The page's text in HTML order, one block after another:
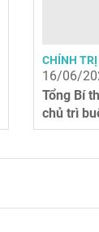
CHÍNH
16/06/
Tổng Bí
chủ trì